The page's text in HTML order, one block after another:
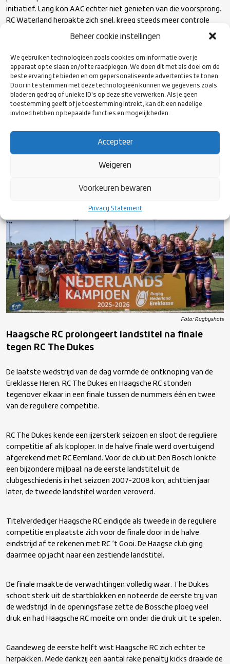
Beheer cookie instellingen
We gebruiken technologieën zoals cookies om informatie over je
apparaat op te slaan en/of te raadplegen. We doen dit met als doel om de
beste ervaring te bieden en om gepersonaliseerde advertenties te tonen.
Door in te stemmen met deze technologieën kunnen we gegevens zoals
bladeren gedrag of unieke ID's op deze site verwerken. Als je geen
toestemming geeft of je toestemming intrekt, kan dit een nadelige
invloed hebben op bepaalde functies en mogelijkheden.
Accepteer
Weigeren
Voorkeuren bewaren
Privacy Statement
initiatief. Lang kon AAC echter niet genieten van die voorsprong.
RC Waterland herpakte zich snel, kreeg steeds meer controle
over het spel en wist de wedstrijd nog voor rust volledig naar zich
Met een ruststand van 19-5 had de ploeg uit Purmerend zichzelf
een uitstekende uitgangspositie verschaft voor de tweede
helft. Na de pauze zette Waterland die lijn overtuigend door. AAC
bleef strijden voor een aansluiting, maar zag Waterland de marge
steeds verder vergroten.
Uiteindelijk trok RC Waterland met een overtuigende 39-12
Purmerend zich tot landskampioen van het seizoen 2025-2026.
Foto: Rugbyshots
Haagsche RC prolongeert landstitel na finale
tegen RC The Dukes
De laatste wedstrijd van de dag vormde de ontknoping van de
Ereklasse Heren. RC The Dukes en Haagsche RC stonden
tegenover elkaar in een finale tussen de nummers één en twee
van de reguliere competitie.
RC The Dukes kende een ijzersterk seizoen en sloot de reguliere
competitie af als koploper. In de halve finale werd overtuigend
afgerekend met RC Eemland. Voor de club uit Den Bosch lonkte
een bijzondere mijlpaal: na de eerste landstitel uit de
clubgeschiedenis in het seizoen 2007-2008 kon, achttien jaar
later, de tweede landstitel worden veroverd.
Titelverdediger Haagsche RC eindigde als tweede in de reguliere
competitie en plaatste zich voor de finale door in de halve
eindstrijd af te rekenen met RC ’t Gooi. De Haagse club ging
daarmee op jacht naar een zestiende landstitel.
De finale maakte de verwachtingen volledig waar. The Dukes
schoot sterk uit de startblokken en noteerde de eerste try van
de wedstrijd. In de openingsfase zette de Bossche ploeg veel
druk en had Haagsche RC moeite om onder die druk uit te spelen.
Gaandeweg de eerste helft wist Haagsche RC zich echter te
herpakken. Mede dankzij een aantal rake penalty kicks draaide de